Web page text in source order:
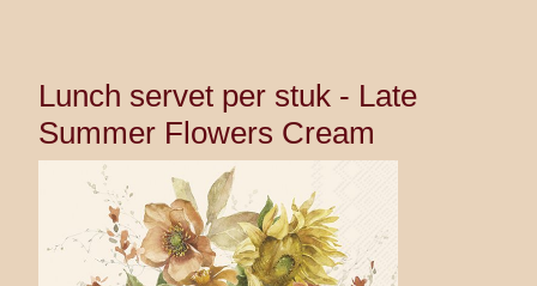
Lunch servet per stuk - Late
Summer Flowers Cream